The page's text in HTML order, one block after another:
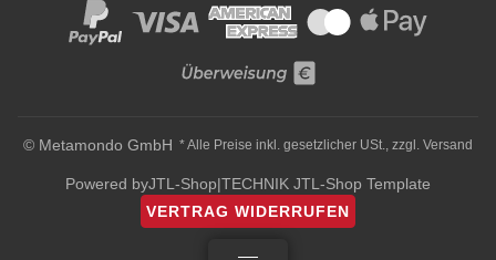
© Metamondo GmbH * Alle Preise inkl. gesetzlicher USt., zzgl. Versand
Powered byJTL-Shop|TECHNIK JTL-Shop Template
VERTRAG WIDERRUFEN